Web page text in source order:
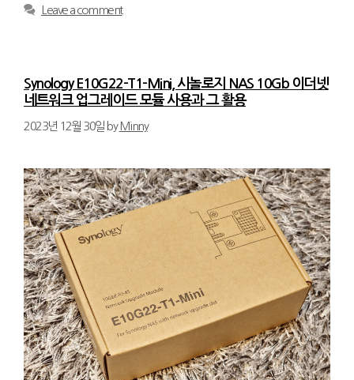
Leave a comment
Synology E10G22-T1-Mini, 시놀로지 NAS 10Gb 이더넷
네트워크 업그레이드 모듈 사용과 그 활용
2023년 12월 30일 byMinny